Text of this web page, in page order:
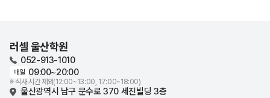
러셀 울산학원
052-913-1010
매일 09:00~20:00
※ 식사 시간 제외(12:00~13:00, 17:00~18:00)
울산광역시 남구 문수로 370 세진빌딩 3층